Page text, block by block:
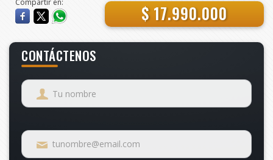
Compartir en:
$ 17.990.000
CONTÁCTENOS